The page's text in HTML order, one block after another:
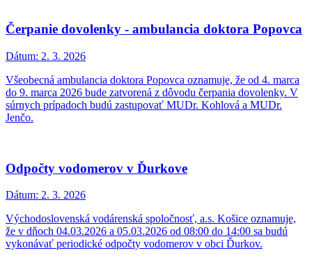
Čerpanie dovolenky - ambulancia doktora Popovca
Dátum: 2. 3. 2026
Všeobecná ambulancia doktora Popovca oznamuje, že od 4. marca
do 9. marca 2026 bude zatvorená z dôvodu čerpania dovolenky. V
súrnych prípadoch budú zastupovať MUDr. Kohlová a MUDr.
Jenčo.
Odpočty vodomerov v Ďurkove
Dátum: 2. 3. 2026
Východoslovenská vodárenská spoločnosť, a.s. Košice oznamuje,
že v dňoch 04.03.2026 a 05.03.2026 od 08:00 do 14:00 sa budú
vykonávať periodické odpočty vodomerov v obci Ďurkov.